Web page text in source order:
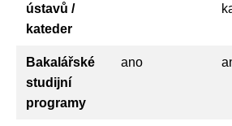
ústavů /
kateder
Bakalářské
studijní
programy
ano